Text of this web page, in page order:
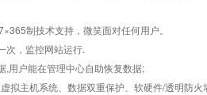
制技术支持，微笑面对任何用户。
次，监控网站运行.
,用户能在管理中心自助恢复数据;
拟主机系统、数据双重保护、软硬件/透明防火